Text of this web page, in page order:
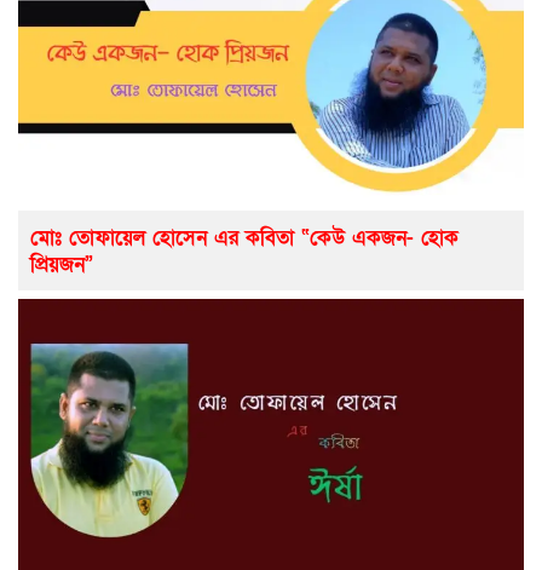
মোঃ তোফায়েল হোসেন এর কবিতা “কেউ একজন- হোক
প্রিয়জন”